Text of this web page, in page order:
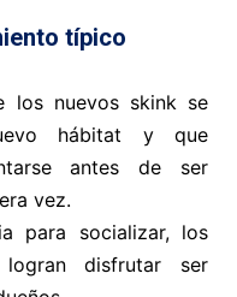
típico
los nuevos skink se
hábitat y que
antes de ser
vez.
para socializar, los
logran disfrutar ser